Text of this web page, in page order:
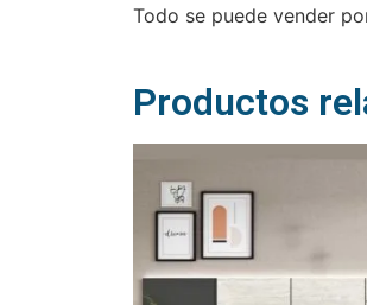
Todo se puede vender
Productos